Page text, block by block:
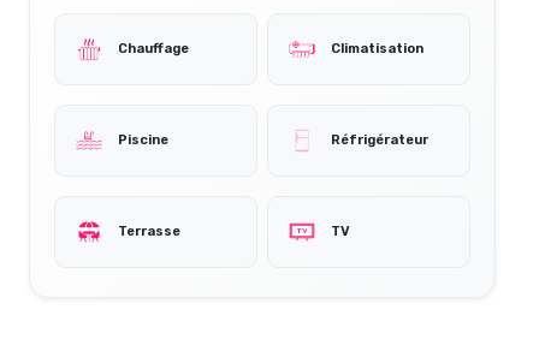
Chauffage Climatisation
Piscine Réfrigérateur
Terrasse TV